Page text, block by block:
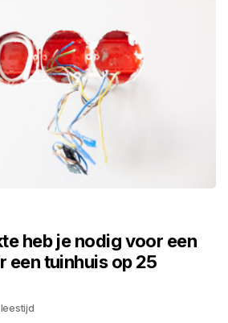
heb je nodig voor een
een tuinhuis op 25
leestijd